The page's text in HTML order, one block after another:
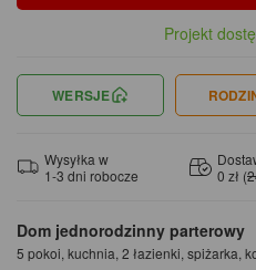
Dom jednorodzinny parterowy
5 pokoi, kuchnia, 2 łazienki, spiżarka,
Projekt
WERSJE
Wysyłka w
1-3 dni robocze
0 zł (